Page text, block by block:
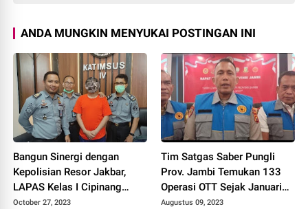
ANDA MUNGKIN MENYUKAI POSTINGAN INI
Bangun Sinergi dengan
Kepolisian Resor Jakbar,
LAPAS Kelas I Cipinang
Komitmen Bersih NARKOBA
October 27, 2023
Tim Satgas Saber Pungli
Prov. Jambi Temukan 133
Operasi OTT Sejak Januari
Hingga Juni 2023
Augustus 09, 2023